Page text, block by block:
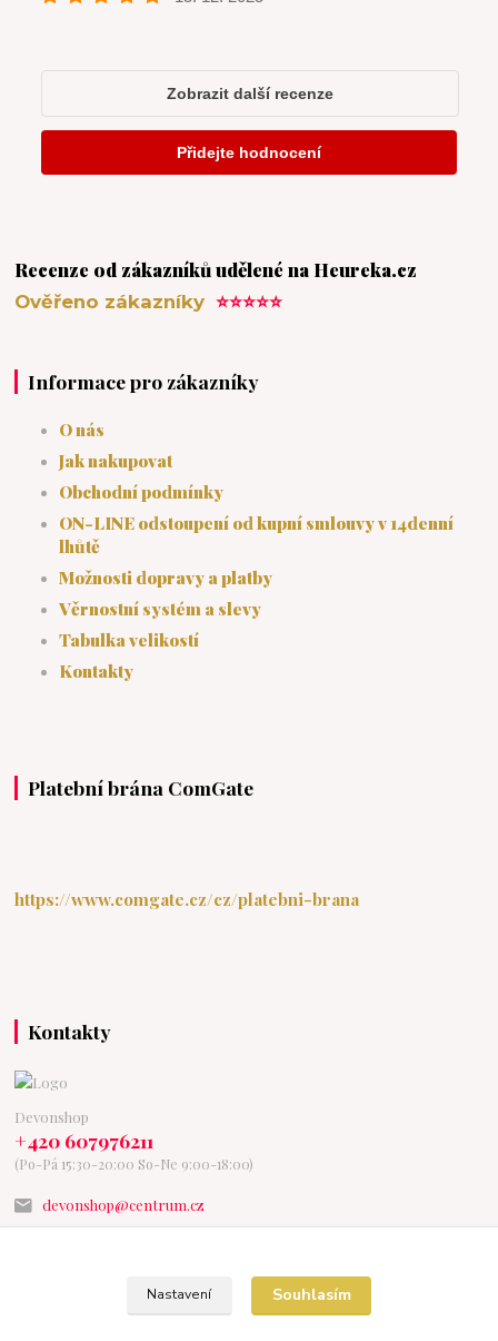
Recenze od zákazníků udělené na Heureka.cz
Ověřeno zákazníky⭐⭐⭐⭐⭐
Informace pro zákazníky
O nás
Jak nakupovat
Obchodní podmínky
ON-LINE odstoupení od kupní smlouvy v 14denní
lhůtě
Možnosti dopravy a platby
Věrnostní systém a slevy
Tabulka velikostí
Kontakty
Platební brána ComGate
https://www.comgate.cz/cz/platebni-brana
Kontakty
Devonshop
+420 607976211
(Po-Pá 15:30-20:00 So-Ne 9:00-18:00)
devonshop@centrum.cz
Nastavení Souhlasím